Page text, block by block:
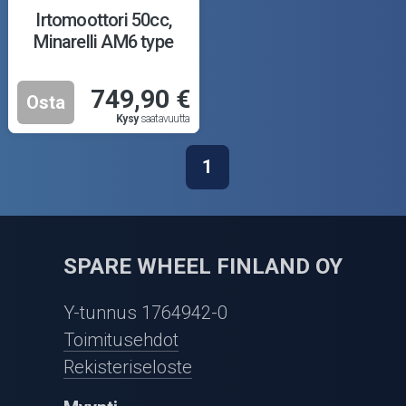
Ajovarusteet
Nastarenkaat
Irtomoottori 50cc,
Minarelli AM6 type
Osta 749,90 €
Kysysaatavuutta
1
SPARE WHEEL FINLAND OY
Y-tunnus 1764942-0
Toimitusehdot
Rekisteriseloste